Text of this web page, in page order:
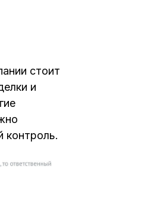
стоит
и
контроль.